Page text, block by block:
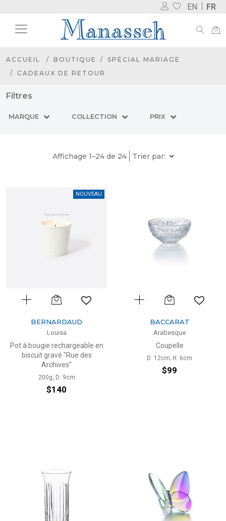
EN FR
ACCUEIL BOUTIQUE
SPÉCIAL MARIAGE
CADEAUX DE RETOUR
Filtres
MARQUE COLLECTION PRIX
Affichage 1–24 de 24 Trier par:
NOUVEAU
BERNARDAUD
Louisa
Pot à bougie rechargeable en
biscuit gravé "Rue des
Archives"
200g, D: 9cm
$140
BACCARAT
Arabesque
Coupelle
D: 12cm; H: 6cm
$99